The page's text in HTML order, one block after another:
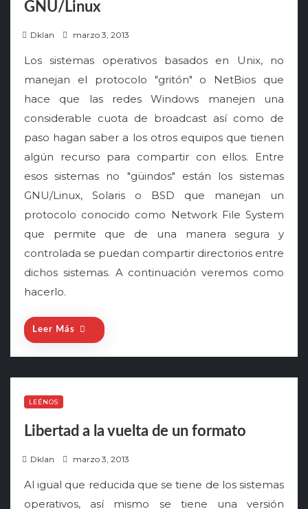
GNU/Linux
Dklan
s
t
e
d
marzo 3, 2013
Los sistemas operativos basados en Unix, no
manejan el protocolo "gritón" o NetBios que
hace que las redes Windows manejen una
considerable cuota de broadcast así como de
paso hagan saber a los otros equipos que tienen
algún recurso para compartir con ellos. Entre
esos sistemas no "güindos" están los sistemas
GNU/Linux, Solaris o BSD que manejan un
protocolo conocido como Network File System
que permite que de una manera segura y
controlada se puedan compartir directorios entre
dichos sistemas. A continuación veremos como
hacerlo.
Leer Más
LEÉNOS
Libertad a la vuelta de un formato
Dklan
s
marzo 3, 2013
Al igual que reducida que se tiene de los sistemas
operativos, así mismo se tiene una versión